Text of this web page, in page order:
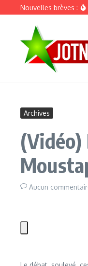
Aller au contenu
Nouvelles brèves :
Discours de
Archives
(Vidéo)
Aucun